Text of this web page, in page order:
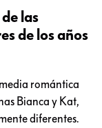
las
de los años
romántica
Bianca y Kat,
diferentes.